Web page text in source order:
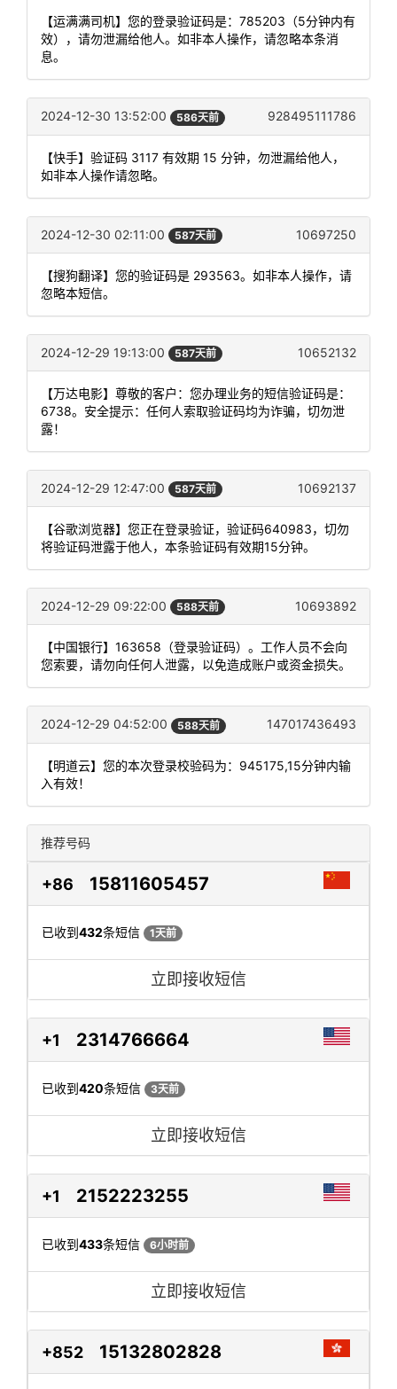
【运满满司机】您的登录验证码是：785203（5分钟内有
效），请勿泄漏给他人。如非本人操作，请忽略本条消
息。
2024-12-30 13:52:00 586天前 928495111786
【快手】验证码 3117 有效期 15 分钟，勿泄漏给他人，
如非本人操作请忽略。
2024-12-30 02:11:00 587天前 10697250
【搜狗翻译】您的验证码是 293563。如非本人操作，请
忽略本短信。
2024-12-29 19:13:00 587天前 10652132
【万达电影】尊敬的客户：您办理业务的短信验证码是：
6738。安全提示：任何人索取验证码均为诈骗，切勿泄
露！
2024-12-29 12:47:00 587天前 10692137
【谷歌浏览器】您正在登录验证，验证码640983，切勿
将验证码泄露于他人，本条验证码有效期15分钟。
2024-12-29 09:22:00 588天前 10693892
【中国银行】163658（登录验证码）。工作人员不会向
您索要，请勿向任何人泄露，以免造成账户或资金损失。
2024-12-29 04:52:00 588天前 147017436493
【明道云】您的本次登录校验码为：945175,15分钟内输
入有效！
推荐号码
+86 15811605457
已收到432条短信 1天前
立即接收短信
+1 2314766664
已收到420条短信 3天前
立即接收短信
+1 2152223255
已收到433条短信 6小时前
立即接收短信
+852 15132802828